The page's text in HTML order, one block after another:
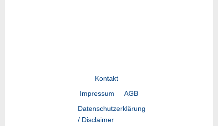
Kontakt
Impressum
AGB
Datenschutzerklärung
/ Disclaimer